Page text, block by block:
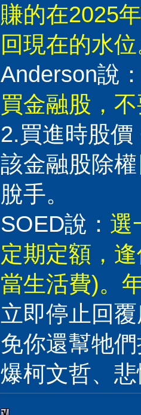
賺的在2025
回現在的水
Anderson說
買金融股，
2.買進時股
該金融股除
脫手。
SOED說： 選
定期定額，
當生活費)。
立即停止回
免你還幫牠
爆柯文哲、